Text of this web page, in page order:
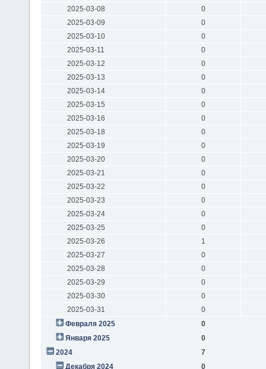
2025-03-08
0
2025-03-09
0
2025-03-10
0
2025-03-11
0
2025-03-12
0
2025-03-13
0
2025-03-14
0
2025-03-15
0
2025-03-16
0
2025-03-18
0
2025-03-19
0
2025-03-20
0
2025-03-21
0
2025-03-22
0
2025-03-23
0
2025-03-24
0
2025-03-25
0
2025-03-26
1
2025-03-27
0
2025-03-28
0
2025-03-29
0
2025-03-30
0
2025-03-31
0
Февраля 2025
0
Января 2025
0
2024
7
Декабря 2024
0